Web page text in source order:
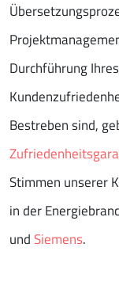
Durchführung
Bestreben sind,
Stimmen unserer
in der
und Siemens.